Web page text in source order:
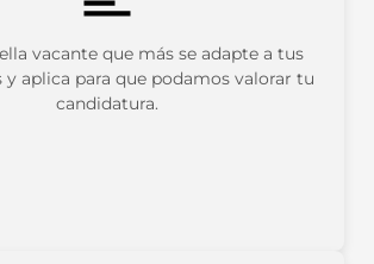
vacante que más se adapte a tus
y aplica para que podamos valorar tu
candidatura.